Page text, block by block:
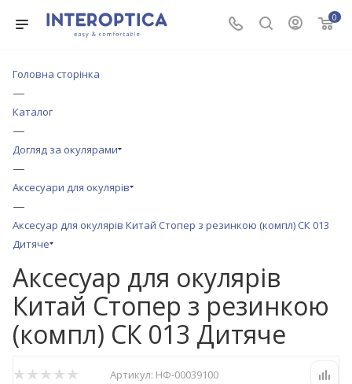
0
Головна сторінка
—
Каталог
—
Догляд за окулярами
—
Аксесуари для окулярів
—
Аксесуар для окулярів Китай Стопер з резинкою (компл) СК 013
Дитяче
Аксесуар для окулярів
Китай Стопер з резинкою
(компл) СК 013 Дитяче
Артикул: НФ-00039100